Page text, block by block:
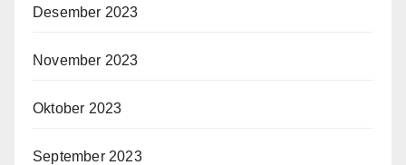
Desember 2023
November 2023
Oktober 2023
September 2023